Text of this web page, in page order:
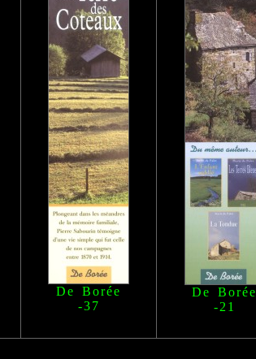
De Borée
-37
De Borée
-21